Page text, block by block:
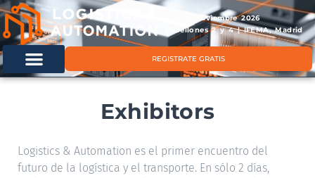
11 & 12 noviembre 2026
Pabellones 2 y 4 | IFEMA, Madrid
REGISTRATE GRATIS
Exhibitors
Logistics & Automation es el primer encuentro del
futuro de la logística y el transporte. En sólo 2 días,